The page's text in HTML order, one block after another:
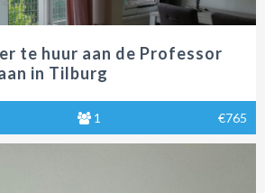
te huur aan de Professor
in Tilburg
1 €765